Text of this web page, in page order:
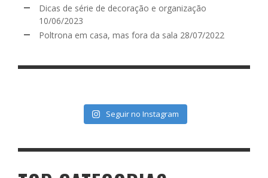
Dicas de série de decoração e organização
10/06/2023
Poltrona em casa, mas fora da sala 28/07/2022
Seguir no Instagram